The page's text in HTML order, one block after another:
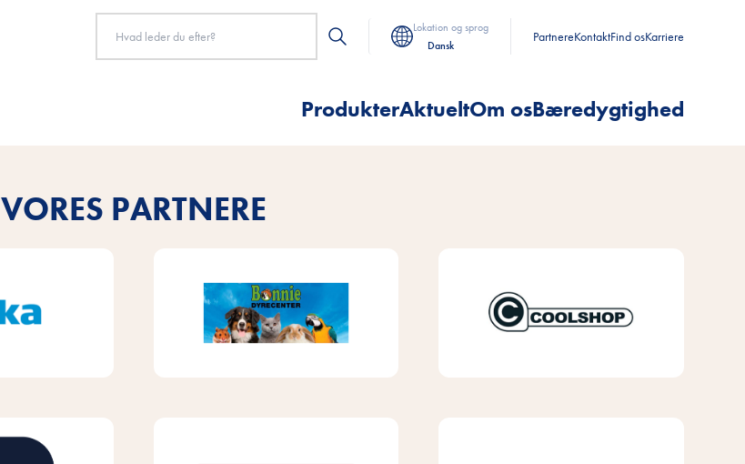
Lokation og sprog
Dansk
PartnereKontaktFind osKarriere
ProdukterAktueltOm osBæredygtighed
VORES PARTNERE